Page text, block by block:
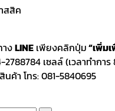
สสิค
งLINE เพียงคลิกปุ่ม“เพิ่ม
เซลล์ (เวลาทำกา
ค้า โทร: 081-5840695